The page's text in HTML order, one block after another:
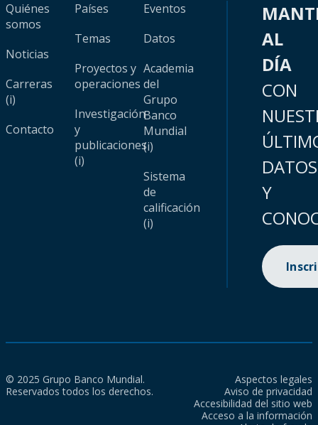
Quiénes
somos
Noticias
Carreras
(i)
Contacto
Países
Temas
Proyectos y
operaciones
Investigación
y
publicaciones
(i)
Eventos
Datos
Academia
del
Grupo
Banco
Mundial
(i)
Sistema
de
calificación
(i)
AL
DÍA
CON
DATOS
Y
© 2025 Grupo Banco Mundial.
Reservados todos los derechos.
Aspectos legales
Aviso de privacidad
Accesibilidad del sitio web
Acceso a la información